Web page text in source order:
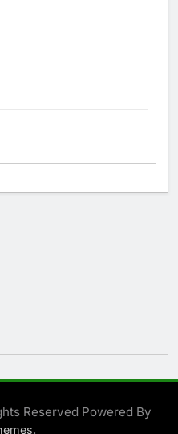
Reserved Powered By
.